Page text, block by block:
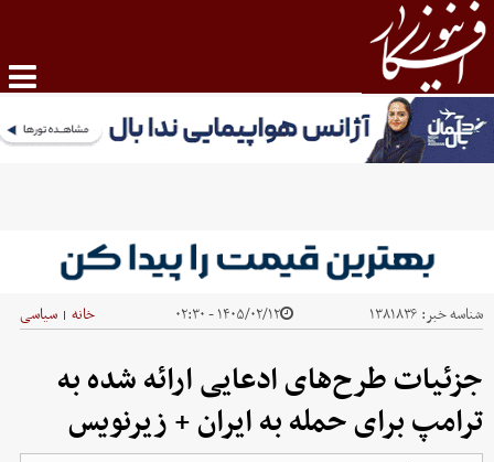
شناسه خبر: ۱۳۸۱۸۳۶ ۱۴۰۵/۰۲/۱۲ - ۰۲:۳۰ خانه | سیاسی
جزئیات طرح‌های ادعایی ارائه شده به
ترامپ برای حمله به ایران + زیرنویس